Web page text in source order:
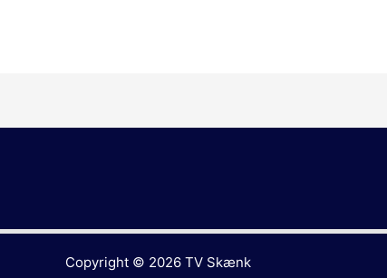
Copyright © 2026 TV Skænk